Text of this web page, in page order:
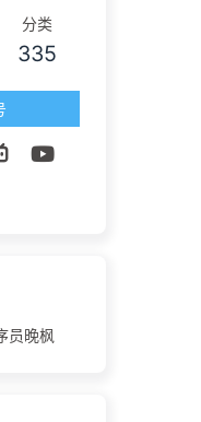
分类
335
员晚枫